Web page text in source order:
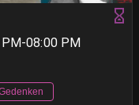
PM-08:00 PM